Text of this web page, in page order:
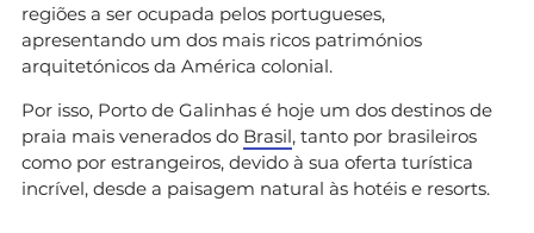
regiões a ser ocupada pelos portugueses,
apresentando um dos mais ricos patrimónios
arquitetónicos da América colonial.
Por isso, Porto de Galinhas é hoje um dos destinos de
praia mais venerados do Brasil, tanto por brasileiros
como por estrangeiros, devido à sua oferta turística
incrível, desde a paisagem natural às hotéis e resorts.